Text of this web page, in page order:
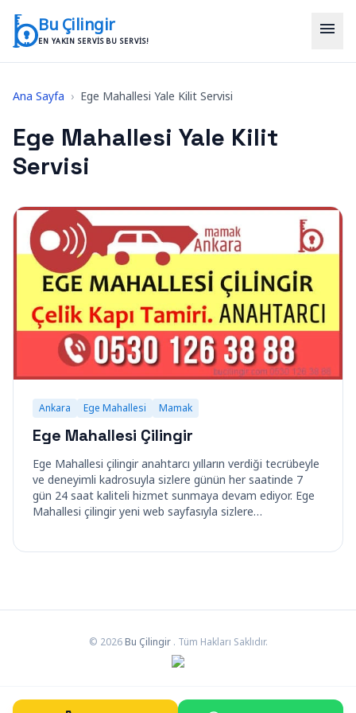
Bu Çilingir
EN YAKIN SERVIS BU SERVIS!
menu
Ana Sayfa › Ege Mahallesi Yale Kilit Servisi
Ege Mahallesi Yale Kilit
Servisi
Ankara Ege Mahallesi Mamak
Ege Mahallesi Çilingir
Ege Mahallesi çilingir anahtarcı yılların verdiği tecrübeyle
ve deneyimli kadrosuyla sizlere günün her saatinde 7
gün 24 saat kaliteli hizmet sunmaya devam ediyor. Ege
Mahallesi çilingir yeni web sayfasıyla sizlere…
© 2026 Bu Çilingir . Tüm Hakları Saklıdır.